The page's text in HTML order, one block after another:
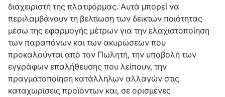
διαχειριστή της πλατφόρμας. Αυτά μπορεί να
περιλαμβάνουν τη βελτίωση των δεικτών ποιότητας
μέσω της εφαρμογής μέτρων για την ελαχιστοποίηση
των παραπόνων και των ακυρώσεων που
προκαλούνται από τον Πωλητή, την υποβολή των
εγγράφων επαλήθευσης που λείπουν, την
πραγματοποίηση κατάλληλων αλλαγών στις
καταχωρίσεις προϊόντων και, σε ορισμένες